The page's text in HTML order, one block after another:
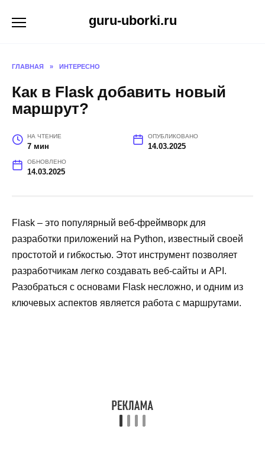
guru-uborki.ru
ГЛАВНАЯ » ИНТЕРЕСНО
Как в Flask добавить новый
маршрут?
НА ЧТЕНИЕ
7 мин
ОПУБЛИКОВАНО
14.03.2025
ОБНОВЛЕНО
14.03.2025
Flask – это популярный веб-фреймворк для
разработки приложений на Python, известный своей
простотой и гибкостью. Этот инструмент позволяет
разработчикам легко создавать веб-сайты и API.
Разобраться с основами Flask несложно, и одним из
ключевых аспектов является работа с маршрутами.